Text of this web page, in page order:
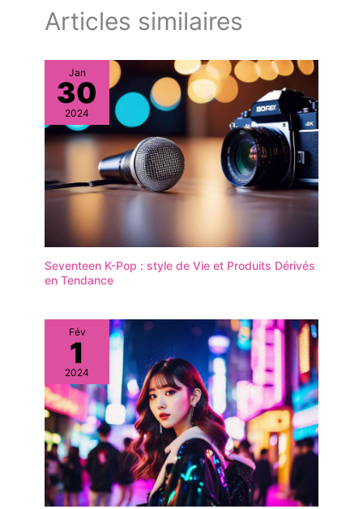
Articles similaires
Jan
30
2024
Seventeen K-Pop : style de Vie et Produits Dérivés
en Tendance
Fév
1
2024